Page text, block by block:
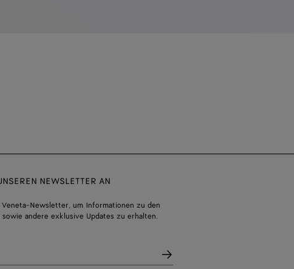
NEWSLETTER AN
Newsletter, um Informationen zu den
andere exklusive Updates zu erhalten.